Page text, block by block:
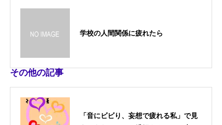
学校の人間関係に疲れたら
その他の記事
「音にビビり、妄想で疲れる私」で見